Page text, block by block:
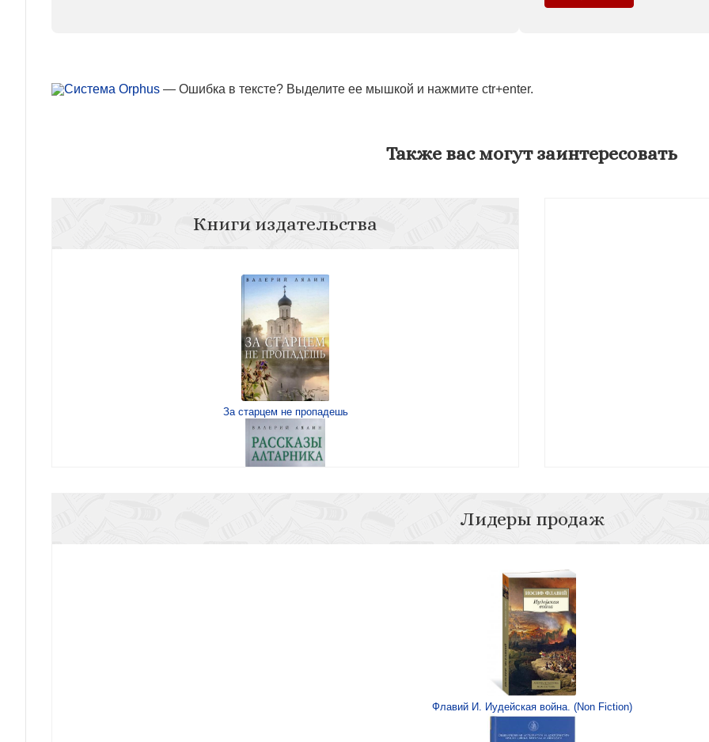
— Ошибка в тексте? Выделите ее мышкой и нажмите ctr+enter.
Также вас могут заинтересовать
Книги издательства
За старцем не пропадешь
Лидеры продаж
Флавий И. Иудейская война. (Non Fiction)